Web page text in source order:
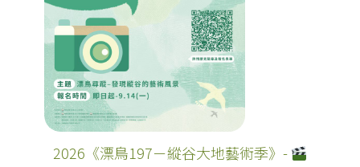
2026《漂鳥197－縱谷大地藝術季》-